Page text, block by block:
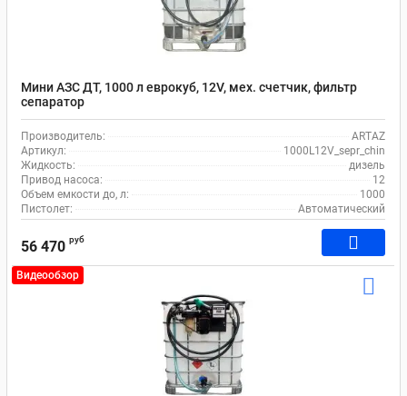
Мини АЗС ДТ, 1000 л еврокуб, 12V, мех. счетчик, фильтр
сепаратор
Производитель:
ARTAZ
Артикул:
1000L12V_sepr_chin
Жидкость:
дизель
Привод насоса:
12
Объем емкости до, л:
1000
Пистолет:
Автоматический
56 470 руб
Видеообзор